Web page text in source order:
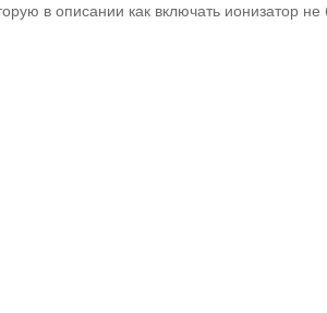
в описании как включать ионизатор